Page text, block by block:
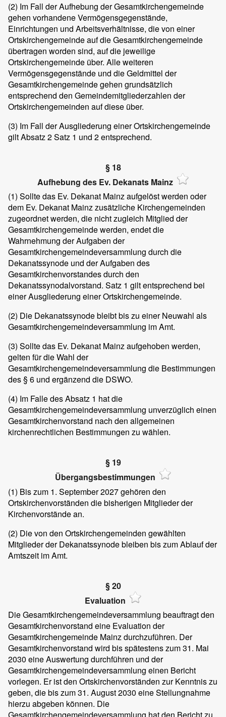
(2) Im Fall der Aufhebung der Gesamtkirchengemeinde
gehen vorhandene Vermögensgegenstände,
Einrichtungen und Arbeitsverhältnisse, die von einer
Ortskirchengemeinde auf die Gesamtkirchengemeinde
übertragen worden sind, auf die jeweilige
Ortskirchengemeinde über. Alle weiteren
Vermögensgegenstände und die Geldmittel der
Gesamtkirchengemeinde gehen grundsätzlich
entsprechend den Gemeindemitgliederzahlen der
Ortskirchengemeinden auf diese über.
(3) Im Fall der Ausgliederung einer Ortskirchengemeinde
gilt Absatz 2 Satz 1 und 2 entsprechend.
§ 18
Aufhebung des Ev. Dekanats Mainz
(1) Sollte das Ev. Dekanat Mainz aufgelöst werden oder
dem Ev. Dekanat Mainz zusätzliche Kirchengemeinden
zugeordnet werden, die nicht zugleich Mitglied der
Gesamtkirchengemeinde werden, endet die
Wahrnehmung der Aufgaben der
Gesamtkirchengemeindeversammlung durch die
Dekanatssynode und der Aufgaben des
Gesamtkirchenvorstandes durch den
Dekanatssynodalvorstand. Satz 1 gilt entsprechend bei
einer Ausgliederung einer Ortskirchengemeinde.
(2) Die Dekanatssynode bleibt bis zu einer Neuwahl als
Gesamtkirchengemeindeversammlung im Amt.
(3) Sollte das Ev. Dekanat Mainz aufgehoben werden,
gelten für die Wahl der
Gesamtkirchengemeindeversammlung die Bestimmungen
des § 6 und ergänzend die DSWO.
(4) Im Falle des Absatz 1 hat die
Gesamtkirchengemeindeversammlung unverzüglich einen
Gesamtkirchenvorstand nach den allgemeinen
kirchenrechtlichen Bestimmungen zu wählen.
§ 19
Übergangsbestimmungen
(1) Bis zum 1. September 2027 gehören den
Ortskirchenvorständen die bisherigen Mitglieder der
Kirchenvorstände an.
(2) Die von den Ortskirchengemeinden gewählten
Mitglieder der Dekanatssynode bleiben bis zum Ablauf der
Amtszeit im Amt.
§ 20
Evaluation
Die Gesamtkirchengemeindeversammlung beauftragt den
Gesamtkirchenvorstand eine Evaluation der
Gesamtkirchengemeinde Mainz durchzuführen. Der
Gesamtkirchenvorstand wird bis spätestens zum 31. Mai
2030 eine Auswertung durchführen und der
Gesamtkirchengemeindeversammlung einen Bericht
vorlegen. Er ist den Ortskirchenvorständen zur Kenntnis zu
geben, die bis zum 31. August 2030 eine Stellungnahme
hierzu abgeben können. Die